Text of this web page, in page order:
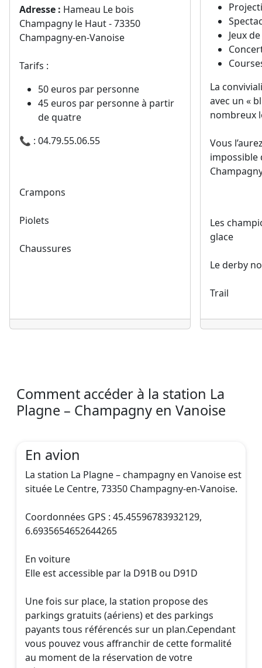
Adresse : Hameau Le bois
Champagny le Haut - 73350
Champagny-en-Vanoise
Tarifs :
50 euros par personne
45 euros par personne à partir
de quatre
📞 : 04.79.55.06.55
Crampons
Piolets
Chaussures
Jeux
La
avec un «
nombreux
Vous
impossible
Les
glace
Le derby
Trail
Comment accéder à la station La
Plagne – Champagny en Vanoise
En avion
La station La Plagne – champagny en Vanoise est
située Le Centre, 73350 Champagny-en-Vanoise.
Coordonnées GPS : 45.45596783932129,
6.6935654652644265
En voiture
Elle est accessible par la D91B ou D91D
Une fois sur place, la station propose des
parkings gratuits (aériens) et des parkings
payants tous référencés sur un plan.Cependant
vous pouvez vous affranchir de cette formalité
au moment de la réservation de votre